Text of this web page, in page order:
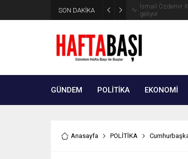
SON DAKİKA Süleyman Soylu
GÜNDEM POLİTİKA EKONOMİ
Anasayfa POLİTİKA